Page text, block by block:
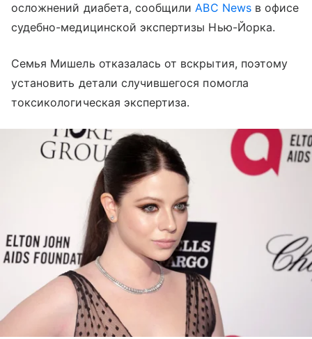
осложнений диабета, сообщилиABC Newsв офисе
судебно-медицинской экспертизы Нью-Йорка.
Семья Мишель отказалась от вскрытия, поэтому
установить детали случившегося помогла
токсикологическая экспертиза.